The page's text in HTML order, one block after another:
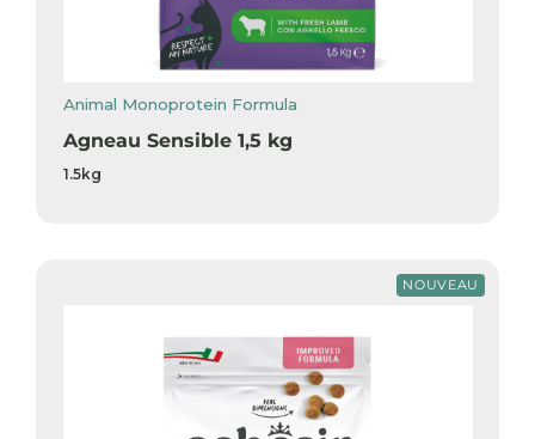
Animal Monoprotein Formula
Agneau Sensible 1,5 kg
1.5kg
NOUVEAU